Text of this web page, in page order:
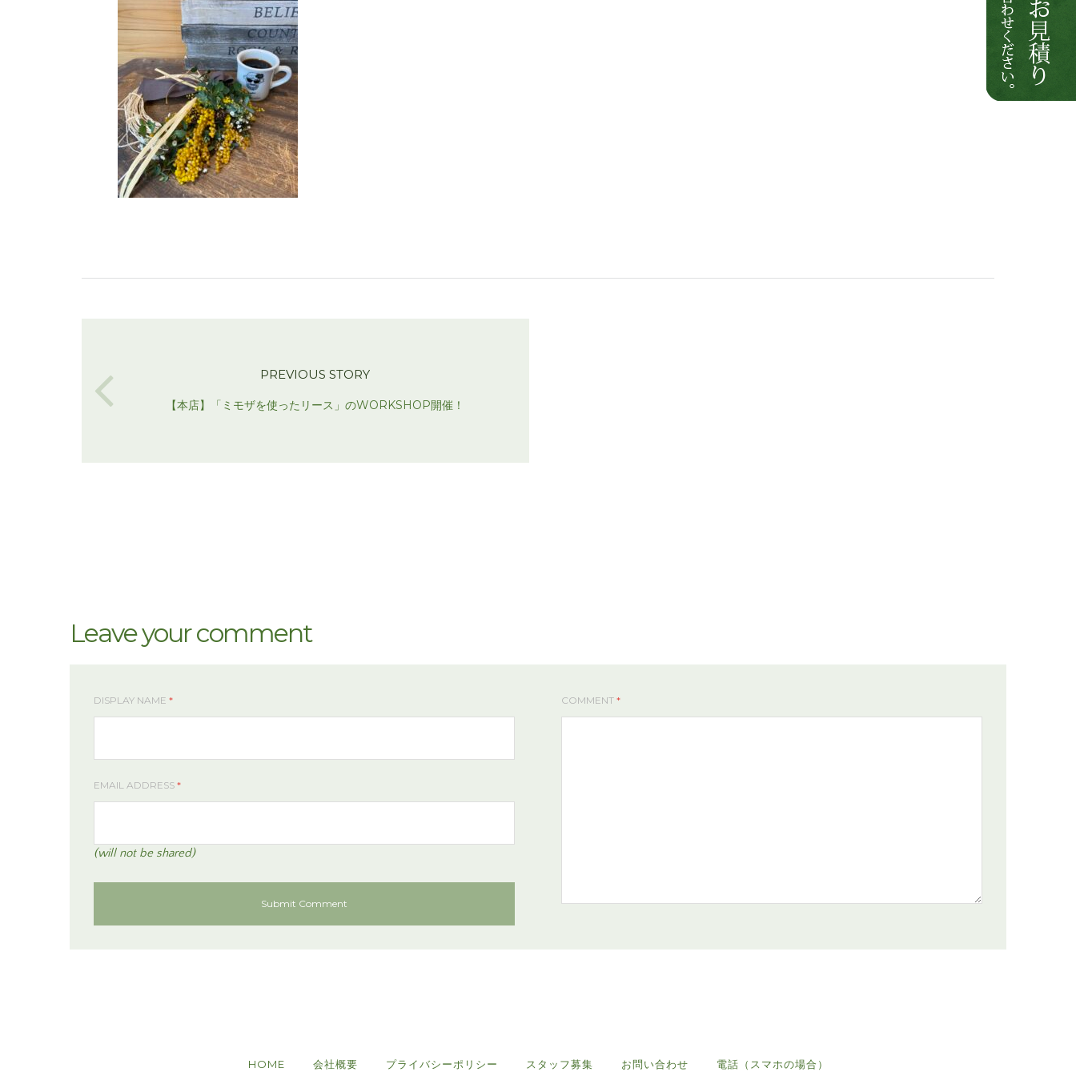
PREVIOUS STORY
【本店】「ミモザを使ったリース」のWORKSHOP開催！
Leave your comment
DISPLAY NAME *
EMAIL ADDRESS *
(will not be shared)
COMMENT *
HOME 会社概要 プライバシーポリシー スタッフ募集 お問い合わせ 電話（スマホの場合）